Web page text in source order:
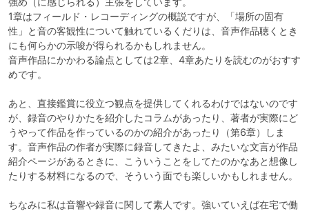
1章はフィールド・レコーディングの概説ですが、「場所の固有
性」と音の客観性について触れているくだりは、音声作品聴くとき
にも何らかの示唆が得られるかもしれません。
音声作品にかかわる論点としては2章、4章あたりを読むのがおすす
めです。
あと、直接鑑賞に役立つ観点を提供してくれるわけではないのです
が、録音のやりかたを紹介したコラムがあったり、著者が実際にど
うやって作品を作っているのかの紹介があったり（第6章）しま
す。音声作品の作者が実際に録音してきたよ、みたいな文言が作品
紹介ページがあるときに、こういうことをしてたのかなあと想像し
たりする材料になるので、そういう面でも楽しいかもしれません。
ちなみに私は音響や録音に関して素人です。強いていえば在宅で働